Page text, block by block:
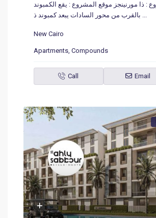
: ذا مورنينجز موقع المشروع : يقع الكمبوند
New Cairo
Apartments ,Compounds
Call Email